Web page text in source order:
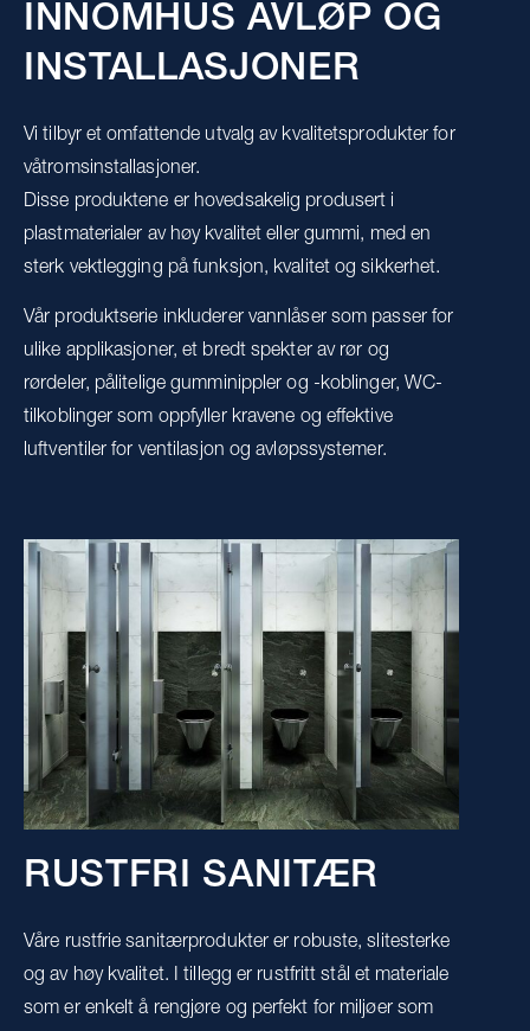
INNOMHUS AVLØP OG
INSTALLASJONER
Vi tilbyr et omfattende utvalg av kvalitetsprodukter for
våtromsinstallasjoner.
Disse produktene er hovedsakelig produsert i
plastmaterialer av høy kvalitet eller gummi, med en
sterk vektlegging på funksjon, kvalitet og sikkerhet.
Vår produktserie inkluderer vannlåser som passer for
ulike applikasjoner, et bredt spekter av rør og
rørdeler, pålitelige gumminippler og -koblinger, WC-
tilkoblinger som oppfyller kravene og effektive
luftventiler for ventilasjon og avløpssystemer.
RUSTFRI SANITÆR
Våre rustfrie sanitærprodukter er robuste, slitesterke
og av høy kvalitet. I tillegg er rustfritt stål et materiale
som er enkelt å rengjøre og perfekt for miljøer som